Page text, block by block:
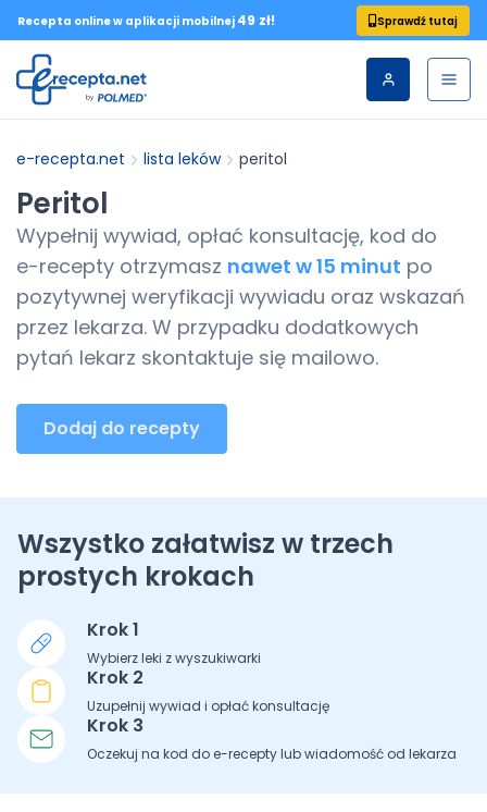
Recepta online w aplikacji mobilnej 49 zł! Sprawdź tutaj
e-recepta.net lista leków peritol
Peritol
Wypełnij wywiad, opłać konsultację, kod do
e-recepty otrzymasz nawet w 15 minut po
pozytywnej weryfikacji wywiadu oraz wskazań
przez lekarza. W przypadku dodatkowych
pytań lekarz skontaktuje się mailowo.
Dodaj do recepty
Wszystko załatwisz w trzech
prostych krokach
Krok 1
Wybierz leki z wyszukiwarki
Krok 2
Uzupełnij wywiad i opłać konsultację
Krok 3
Oczekuj na kod do e-recepty lub wiadomość od lekarza